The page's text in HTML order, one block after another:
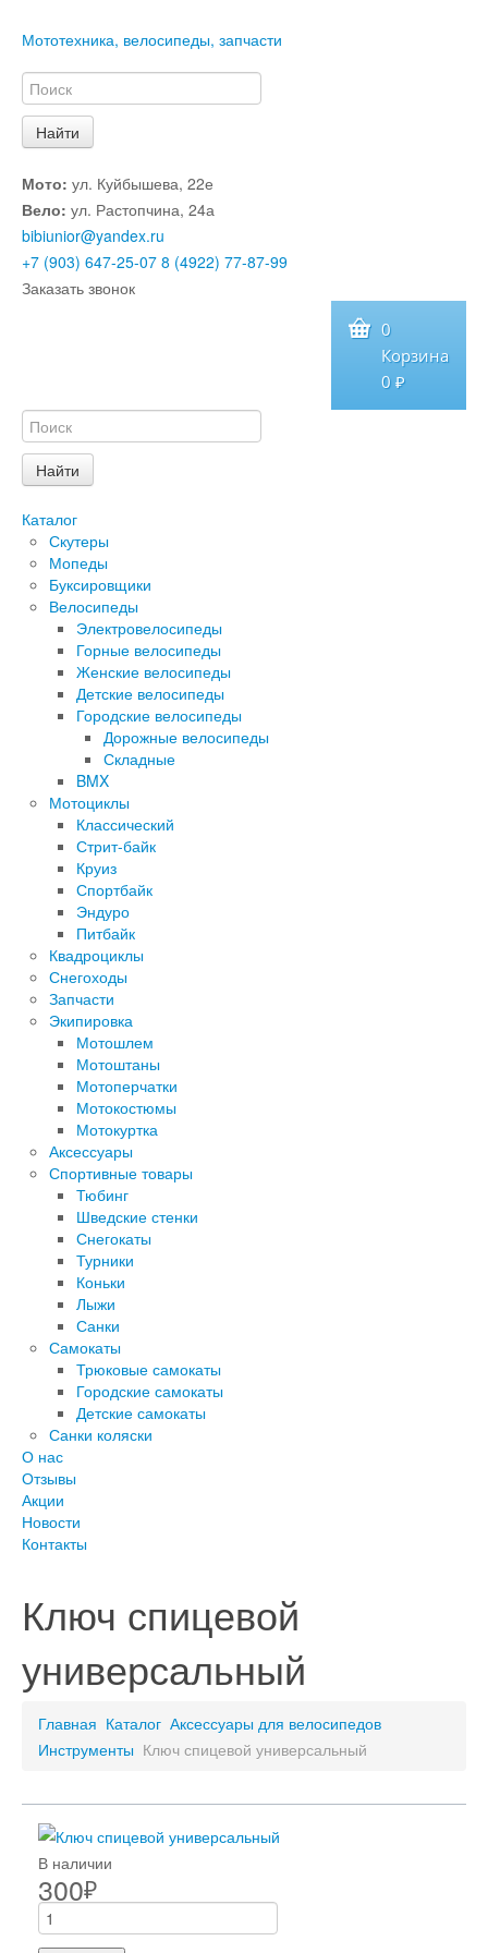
Мототехника, велосипеды, запчасти
Мото: ул. Куйбышева, 22е
Вело: ул. Растопчина, 24а
bibiunior@yandex.ru
+7 (903) 647-25-07 8 (4922) 77-87-99
Заказать звонок
0
Корзина
0 ₽
Каталог
Скутеры
Мопеды
Буксировщики
Велосипеды
Электровелосипеды
Горные велосипеды
Женские велосипеды
Детские велосипеды
Городские велосипеды
Дорожные велосипеды
Складные
BMX
Мотоциклы
Классический
Стрит-байк
Круиз
Спортбайк
Эндуро
Питбайк
Квадроциклы
Снегоходы
Запчасти
Экипировка
Мотошлем
Мотоштаны
Мотоперчатки
Мотокостюмы
Мотокуртка
Аксессуары
Спортивные товары
Тюбинг
Шведские стенки
Снегокаты
Турники
Коньки
Лыжи
Санки
Самокаты
Трюковые самокаты
Городские самокаты
Детские самокаты
Санки коляски
О нас
Отзывы
Акции
Новости
Контакты
Ключ спицевой
универсальный
Главная Каталог Аксессуары для велосипедов
Инструменты Ключ спицевой универсальный
В наличии
300₽